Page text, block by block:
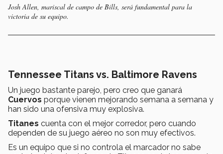
Josh Allen, mariscal de campo de Bills, será fundamental para la
victoria de su equipo.
Tennessee Titans vs. Baltimore Ravens
Un juego bastante parejo, pero creo que ganará
Cuervos porque vienen mejorando semana a semana y
han sido una ofensiva muy explosiva.
Titanes cuenta con el mejor corredor, pero cuando
dependen de su juego aéreo no son muy efectivos.
Es un equipo que si no controla el marcador no sabe